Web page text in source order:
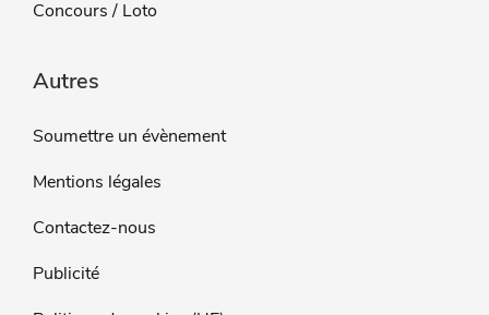
Concours / Loto
Autres
Soumettre un évènement
Mentions légales
Contactez-nous
Publicité